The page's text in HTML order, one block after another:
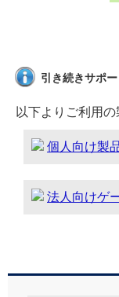
引き続きサポ
以下よりご利用
個人向け製
法人向けゲ